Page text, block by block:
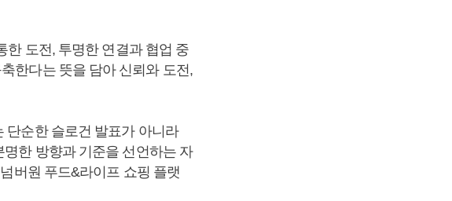
한 도전, 투명한 연결과 협업 중
한다는 뜻을 담아 신뢰와 도전,
단순한 슬로건 발표가 아니라
한 방향과 기준을 선언하는 자
버원 푸드&라이프 쇼핑 플랫